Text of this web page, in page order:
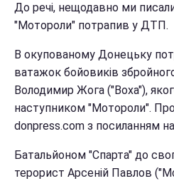
До речі, нещодавно ми
"Мотороли" потрапив у ДТП.
В окупованому Донецьку
ватажок бойовиків
Володимир Жога ("Воха"),
наступником "Мотороли".
donpress.com з посиланням
Батальйоном "Спарта" до
терорист Арсеній Павлов